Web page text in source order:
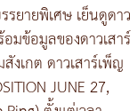
ยายพิเศษ เย็นดูดาว
มข้อมูลของดาวเสาร์
เกต ดาวเสาร์เพ็ญ
JUNE 27,